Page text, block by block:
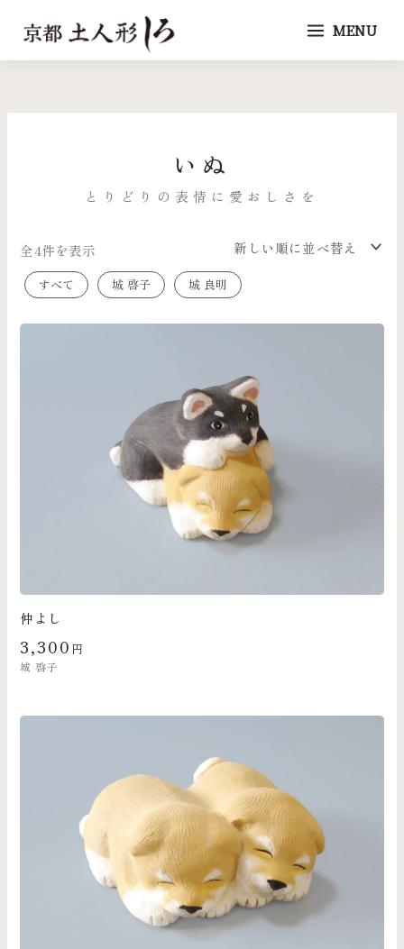
を
キ
MENU
いぬ
とりどりの表情に愛おしさを
全4件を表示
新
すべて 城 啓子 城 良明
仲よし
3,300 円
城 啓子